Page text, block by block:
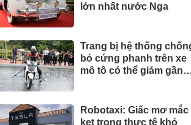
lớn nhất nước Nga
Trang bị hệ thống
bó cứng phanh trên xe
mô tô có thể giảm gần
Robotaxi: Giấc mơ mắc
kẹt trong thực tế khó